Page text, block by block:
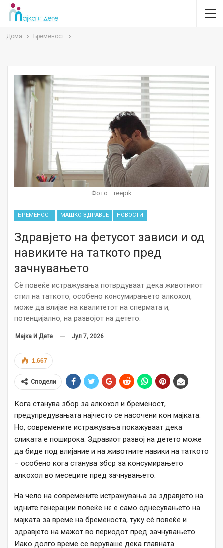
Дома Бременост
Фото: Freepik
БРЕМЕНОСТ МАШКО ЗДРАВЈЕ НОВОСТИ
Здравјето на фетусот зависи и од
навиките на таткото пред
зачнувањето
Сè повеќе истражувања потврдуваат дека животниот
стил на таткото, особено консумирањето алкохол,
може да влијае на квалитетот на спермата и,
потенцијално, на развојот на детето.
Мајка И Дете Јул 7, 2026
1.667
Сподели
Кога станува збор за алкохол и бременост,
предупредувањата најчесто се насочени кон мајката.
Но, современите истражувања покажуваат дека
сликата е поширока. Здравиот развој на детето може
да биде под влијание и на животните навики на таткото
– особено кога станува збор за консумирањето
алкохол во месеците пред зачнувањето.
На чело на современите истражувања за здравјето на
идните генерации повеќе не е само однесувањето на
мајката за време на бременоста, туку сè повеќе и
здравјето на мажот во периодот пред зачнувањето.
Иако долго време се веруваше дека главната